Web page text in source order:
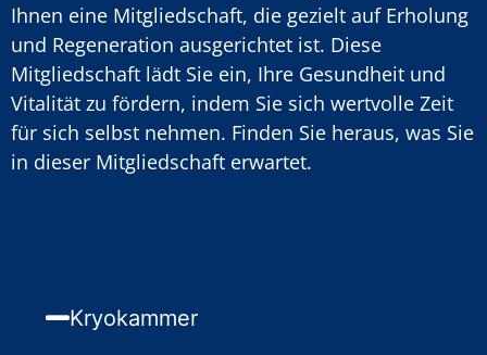
Ihnen eine Mitgliedschaft, die gezielt auf Erholung
und Regeneration ausgerichtet ist. Diese
Mitgliedschaft lädt Sie ein, Ihre Gesundheit und
Vitalität zu fördern, indem Sie sich wertvolle Zeit
für sich selbst nehmen. Finden Sie heraus, was Sie
in dieser Mitgliedschaft erwartet.
Kryokammer